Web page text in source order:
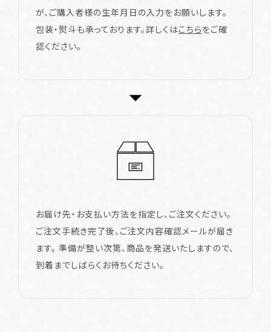
菊水酒造株式会社
が、ご購入者様の生年月日の入力をお願いします。
包装・熨斗も承っております。詳しくはこちらをご確
認ください。
お届け先・お支払い方法を指定し、ご注文ください。
ご注文手続き完了後、ご注文内容確認メールが届き
ます。 準備が整い次第、商品を発送いたしますので、
到着までしばらくお待ちください。